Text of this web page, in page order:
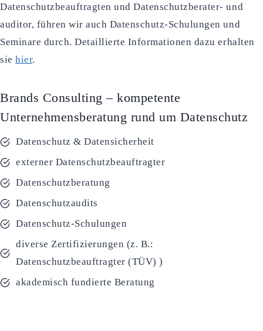
Datenschutzbeauftragten und Datenschutzberater- und
auditor, führen wir auch Datenschutz-Schulungen und
Seminare durch. Detaillierte Informationen dazu erhalten
siehier.
Brands Consulting – kompetente
Unternehmensberatung rund um Datenschutz
Datenschutz & Datensicherheit
externer Datenschutzbeauftragter
Datenschutzberatung
Datenschutzaudits
Datenschutz-Schulungen
diverse Zertifizierungen (z. B.:
Datenschutzbeauftragter (TÜV) )
akademisch fundierte Beratung